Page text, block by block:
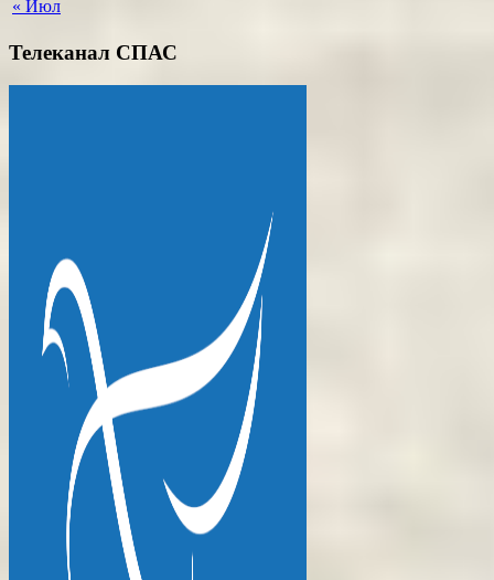
« Июл
Телеканал СПАС